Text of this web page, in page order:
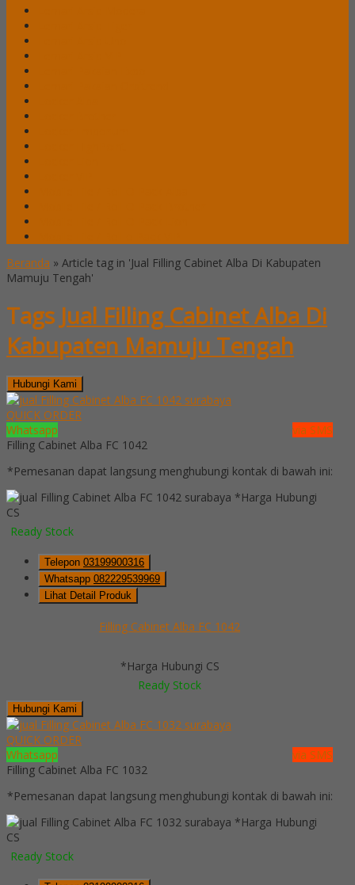
Beranda » Article tag in 'Jual Filling Cabinet Alba Di Kabupaten
Mamuju Tengah'
Tags Jual Filling Cabinet Alba Di
Kabupaten Mamuju Tengah
Hubungi Kami
QUICK ORDER
Whatsapp
via SMS
Filling Cabinet Alba FC 1042
*Pemesanan dapat langsung menghubungi kontak di bawah ini:
*Harga Hubungi
CS
Ready Stock
Telepon 03199900316
Whatsapp 082229539969
Lihat Detail Produk
Filling Cabinet Alba FC 1042
*Harga Hubungi CS
Ready Stock
Hubungi Kami
QUICK ORDER
Whatsapp
via SMS
Filling Cabinet Alba FC 1032
*Pemesanan dapat langsung menghubungi kontak di bawah ini:
*Harga Hubungi
CS
Ready Stock